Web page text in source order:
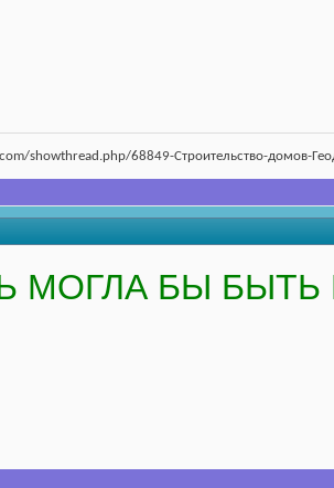
showthread.php/68849-Строительство-домов-
МОГЛА БЫ